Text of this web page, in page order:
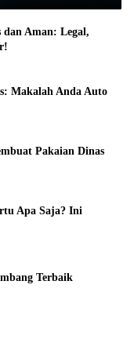
Aman: Legal,
Makalah Anda Auto
Pakaian Dinas
Apa Saja? Ini
Terbaik